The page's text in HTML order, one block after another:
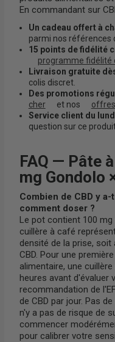
En commandant sur
Un cadeau offert à
parmi nos références
15 points de fidélité
programme fidélité
Livraison gratuite
colis discret.
Des promotions
cher
et nos
Service client du
question sur ce
FAQ — Pâte
mg Gondolo
Combien de CBD y
comment doser ?
Le pot contient 100 mg
cuillère à café
densité de la prise,
CBD. Pour une
alimentaire, une
heures avant d'évaluer
recommandation de
de CBD par jour. Pas
n'y a pas de risque de
commencer
pour calibrer votre